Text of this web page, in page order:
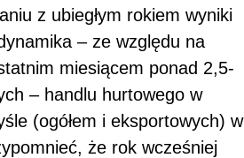
z ubiegłym rokiem wyniki
– ze względu na
miesiącem ponad 2,5-
– handlu hurtowego w
(ogółem i eksportowych) w
że rok wcześniej